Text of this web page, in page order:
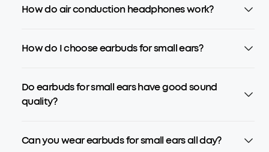
How do air conduction headphones work?
How do I choose earbuds for small ears?
Do earbuds for small ears have good sound
quality?
Can you wear earbuds for small ears all day?